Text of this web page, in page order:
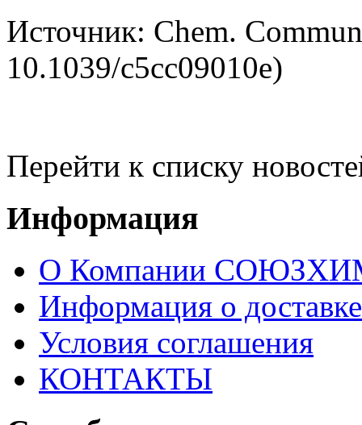
Источник: Chem.
10.1039/c5cc09010e)
Перейти к списку
Информация
О Компании
Информация о доставке
Условия соглашения
КОНТАКТЫ